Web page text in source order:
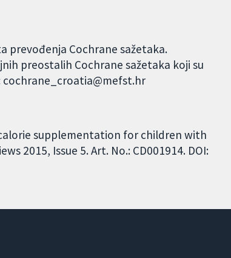
prevođenja Cochrane sažetaka.
preostalih Cochrane sažetaka koji su
cochrane_croatia@mefst.hr
supplementation for children with
2015, Issue 5. Art. No.: CD001914. DOI: